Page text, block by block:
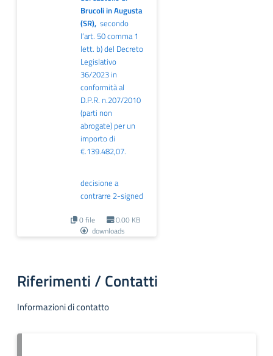
Brucoli in Augusta
(SR), secondo
l’art. 50 comma 1
lett. b) del Decreto
Legislativo
36/2023 in
conformità al
D.P.R. n.207/2010
(parti non
abrogate) per un
importo di
€.139.482,07.
decisione a
contrarre 2-signed
0 file
0.00 KB
downloads
Riferimenti / Contatti
Informazioni di contatto